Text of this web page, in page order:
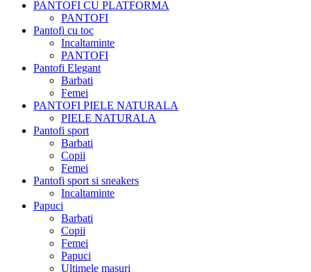
PANTOFI CU PLATFORMA
PANTOFI
Pantofi cu toc
Incaltaminte
PANTOFI
Pantofi Elegant
Barbati
Femei
PANTOFI PIELE NATURALA
PIELE NATURALA
Pantofi sport
Barbati
Copii
Femei
Pantofi sport si sneakers
Incaltaminte
Papuci
Barbati
Copii
Femei
Papuci
Ultimele masuri